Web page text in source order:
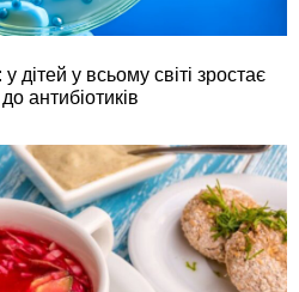
дітей у всьому світі зростає
до антибіотиків